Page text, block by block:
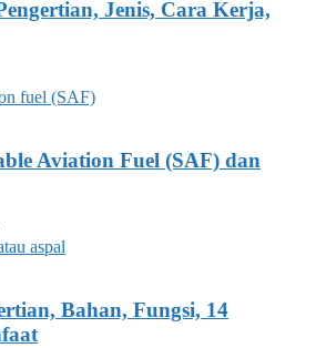
Jenis, Cara Kerja,
Aviation Fuel (SAF) dan
Bahan, Fungsi, 14